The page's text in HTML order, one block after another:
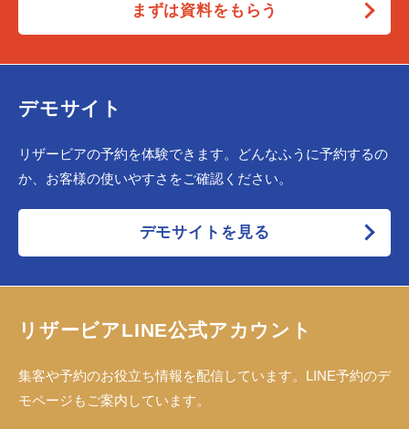
まずは資料をもらう
デモサイト
リザービアの予約を体験できます。どんなふうに予約するの
か、お客様の使いやすさをご確認ください。
デモサイトを見る
リザービアLINE公式アカウント
集客や予約のお役立ち情報を配信しています。LINE予約のデ
モページもご案内しています。